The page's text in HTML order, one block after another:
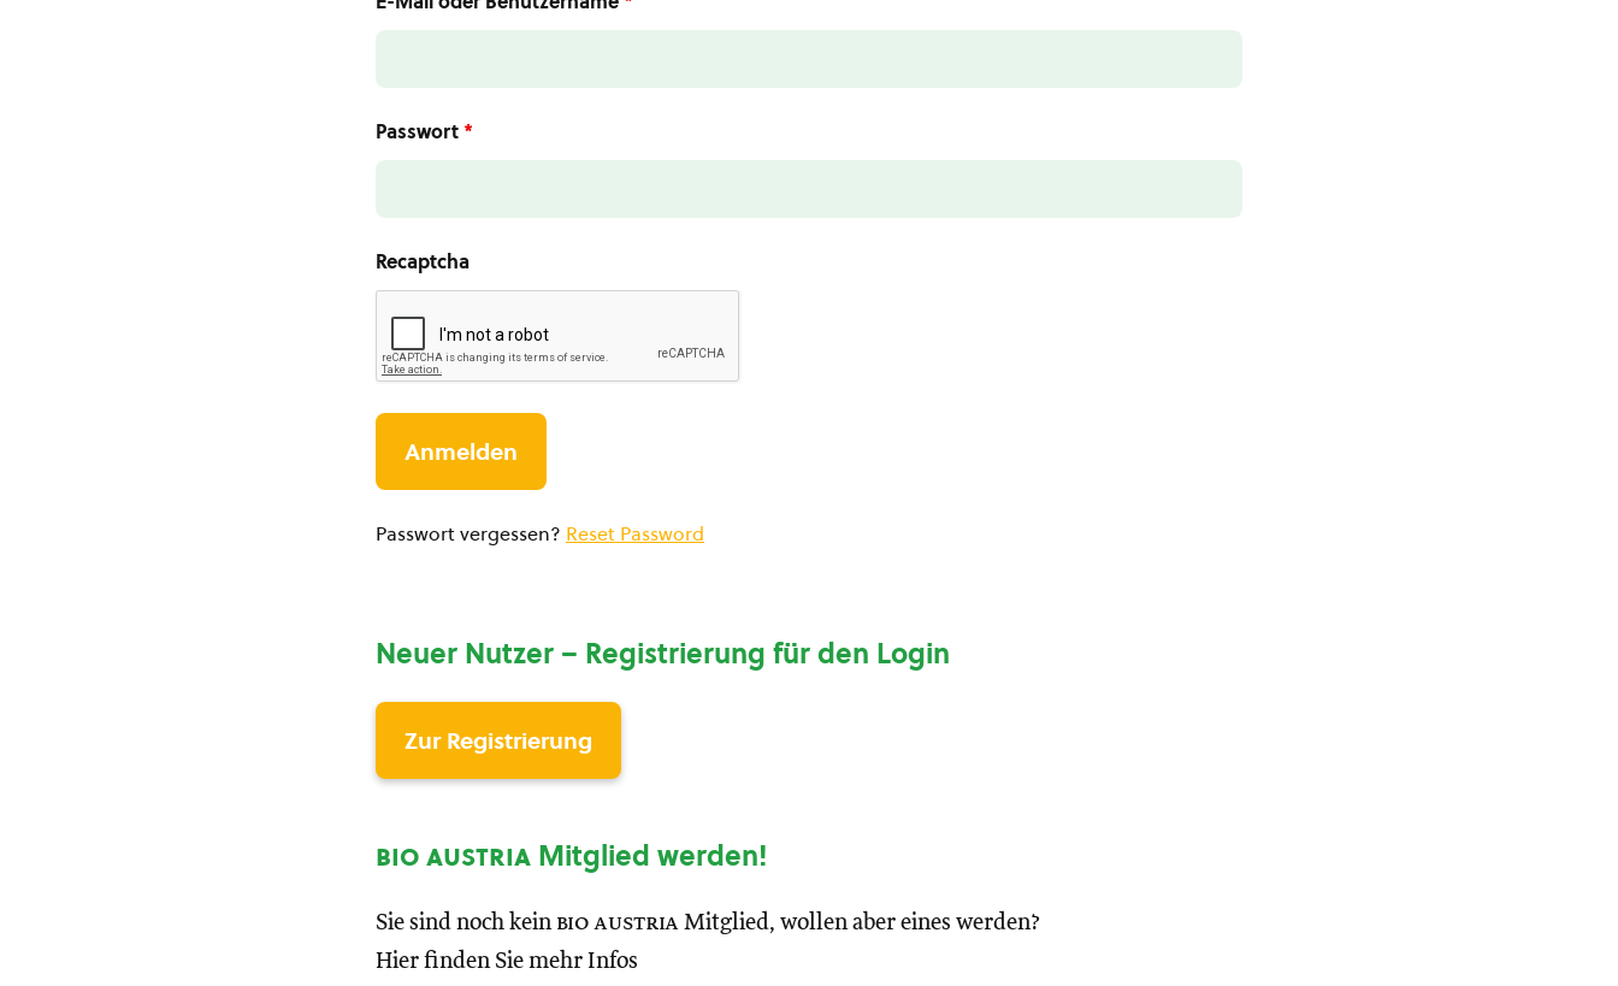
Passwort *
Recaptcha
Passwort vergessen? Reset Password
Neuer Nutzer – Registrierung für den Login
Zur Registrierung
bio austria Mitglied werden!
Sie sind noch kein bio austria Mitglied, wollen aber eines werden?
Hier finden Sie mehr Infos